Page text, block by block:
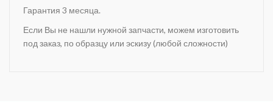
Гарантия 3 месяца.
Если Вы не нашли нужной запчасти, можем изготовить
под заказ, по образцу или эскизу (любой сложности)